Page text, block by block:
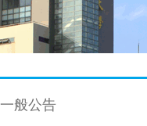
一般公告